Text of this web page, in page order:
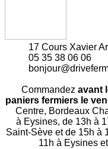
17 Cours Xavier
05 35 38 06 06
Commandez avant
paniers fermiers le
Centre, Bordeaux
à Eysines, de 13h à
Saint-Sève et de 15h à
11h à Eysines